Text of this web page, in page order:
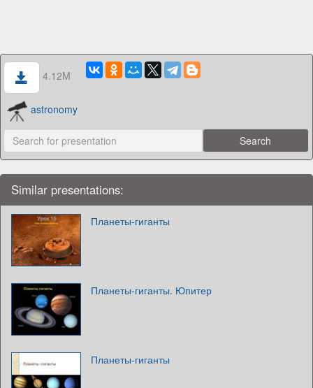
4.12M
astronomy
Similar presentations:
Планеты-гиганты
Планеты-гиганты. Юпитер
Планеты-гиганты